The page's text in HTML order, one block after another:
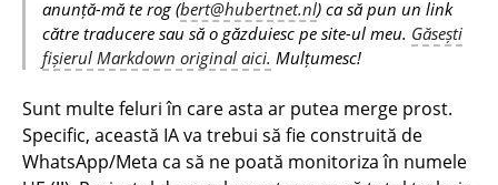
anunță-mă te rog (bert@hubertnet.nl) ca să pun un link
către traducere sau să o găzduiesc pe site-ul meu. Găsești
fișierul Markdown original aici. Mulțumesc!
Sunt multe feluri în care asta ar putea merge prost.
Specific, această IA va trebui să fie construită de
WhatsApp/Meta ca să ne poată monitoriza în numele